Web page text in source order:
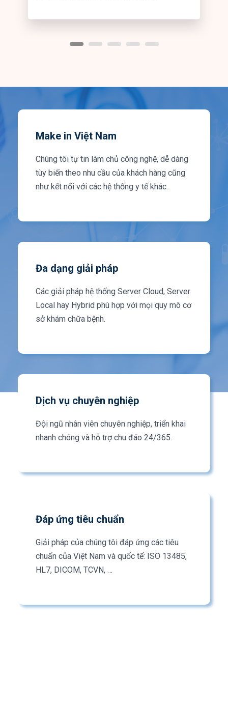
Make in Việt Nam
Chúng tôi tự tin làm chủ công nghệ, dễ dàng
tùy biến theo nhu cầu của khách hàng cũng
như kết nối với các hệ thống y tế khác.
Đa dạng giải pháp
Các giải pháp hệ thống Server Cloud, Server
Local hay Hybrid phù hợp với mọi quy mô cơ
sở khám chữa bệnh.
Dịch vụ chuyên nghiệp
Đội ngũ nhân viên chuyên nghiệp, triển khai
nhanh chóng và hỗ trợ chu đáo 24/365.
Đáp ứng tiêu chuẩn
Giải pháp của chúng tôi đáp ứng các tiêu
chuẩn của Việt Nam và quốc tế: ISO 13485,
HL7, DICOM, TCVN, …